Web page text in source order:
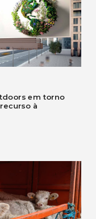
em torno
à